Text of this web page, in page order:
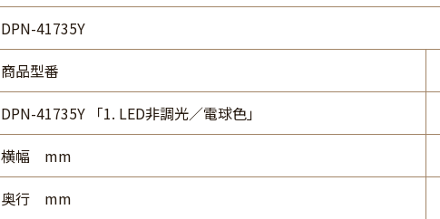
DPN-41735Y
商品型番
DPN-41735Y 「1. LED非調光／電球色」
横幅 mm
奥行 mm